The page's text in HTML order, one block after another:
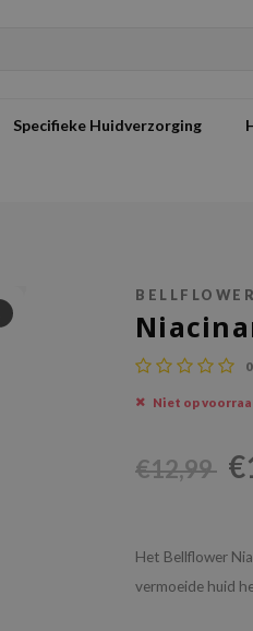
Specifieke Huidverzorging
BELLFLOWER
0
Niet op
€12,99
Het Bellflower
vermoeide huid